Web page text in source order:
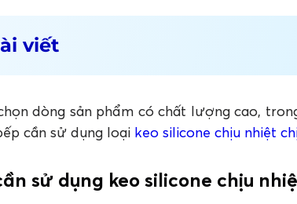
viết
sử dụng keo silicone chịu nhiệt chịu nước
bát với mặt bàn
mặt bàn và tấm ốp tường
gặp về keo silicone chịu nhiệt chịu
dòng sản phẩm có chất lượng cao,
cần sử dụng loại keo silicone chịu nhiệt
sử dụng keo silicone chịu